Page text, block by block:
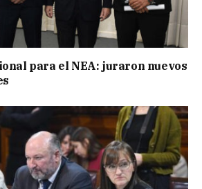
para el NEA: juraron nuevos